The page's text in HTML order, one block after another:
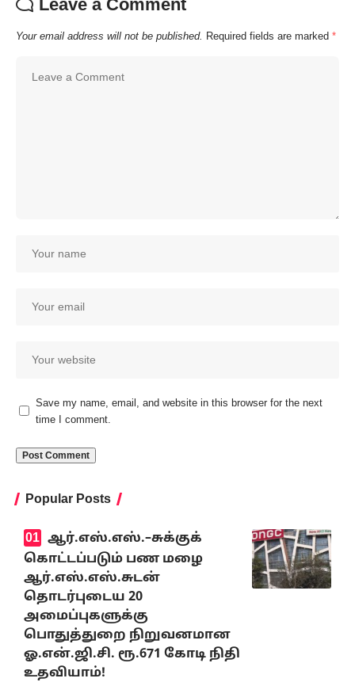
Leave a Comment
Your email address will not be published. Required fields are marked *
Save my name, email, and website in this browser for the next
time I comment.
Popular Posts
ஆர்.எஸ்.எஸ்.–சுக்குக்
கொட்டப்படும் பண மழை
ஆர்.எஸ்.எஸ்.சுடன்
தொடர்புடைய 20
அமைப்புகளுக்கு
பொதுத்துறை நிறுவனமான
ஓ.என்.ஜி.சி. ரூ.671 கோடி நிதி
உதவியாம்!